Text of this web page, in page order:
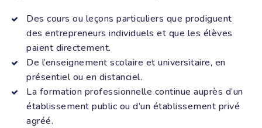
Des cours ou leçons particuliers que prodiguent
des entrepreneurs individuels et que les élèves
paient directement.
De l’enseignement scolaire et universitaire, en
présentiel ou en distanciel.
La formation professionnelle continue auprès d’un
établissement public ou d’un établissement privé
agréé.